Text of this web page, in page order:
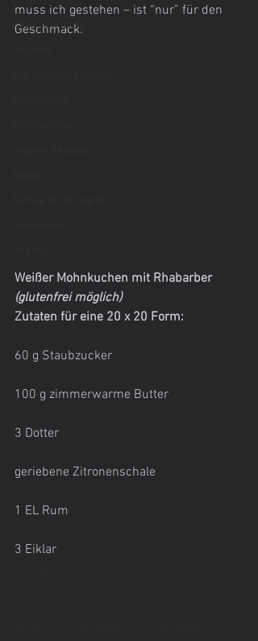
Pflanzenkunde
muss ich gestehen – ist “nur” für den
Geschmack.
Weißer Mohnkuchen mit Rhabarber
(glutenfrei möglich)
Zutaten für eine 20 x 20 Form:
60 g Staubzucker
100 g zimmerwarme Butter
3 Dotter
geriebene Zitronenschale
1 EL Rum
3 Eiklar